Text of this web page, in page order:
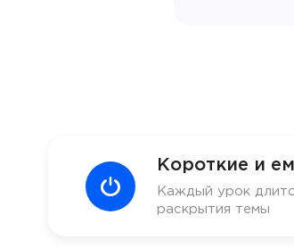
Короткие и
Каждый урок
раскрытия темы